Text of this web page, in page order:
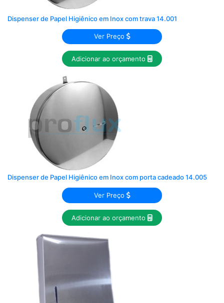
Dispenser de Papel Higiênico em Inox com trava 14.001
Ver Preço
Adicionar ao orçamento
Dispenser de Papel Higiênico em Inox com porta cadeado 14.005
Ver Preço
Adicionar ao orçamento